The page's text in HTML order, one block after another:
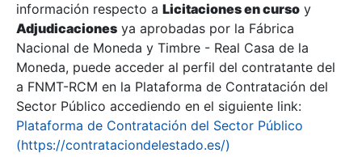
Mostra/Amaga
información respecto a Licitaciones en curso y
Adjudicaciones ya aprobadas por la Fábrica
Nacional de Moneda y Timbre - Real Casa de la
Moneda, puede acceder al perfil del contratante del
a FNMT-RCM en la Plataforma de Contratación del
Sector Público accediendo en el siguiente link:
Plataforma de Contratación del Sector Público
(https://contrataciondelestado.es/)